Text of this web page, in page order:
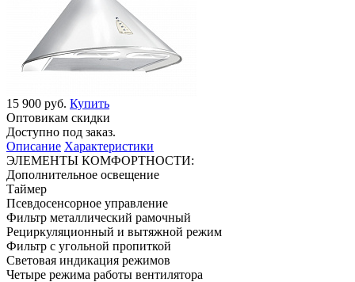
15 900 руб. Купить
Оптовикам скидки
Доступно под заказ.
Описание Характеристики
ЭЛЕМЕНТЫ КОМФОРТНОСТИ:
Дополнительное освещение
Таймер
Псевдосенсорное управление
Фильтр металлический рамочный
Рециркуляционный и вытяжной режим
Фильтр с угольной пропиткой
Световая индикация режимов
Четыре режима работы вентилятора